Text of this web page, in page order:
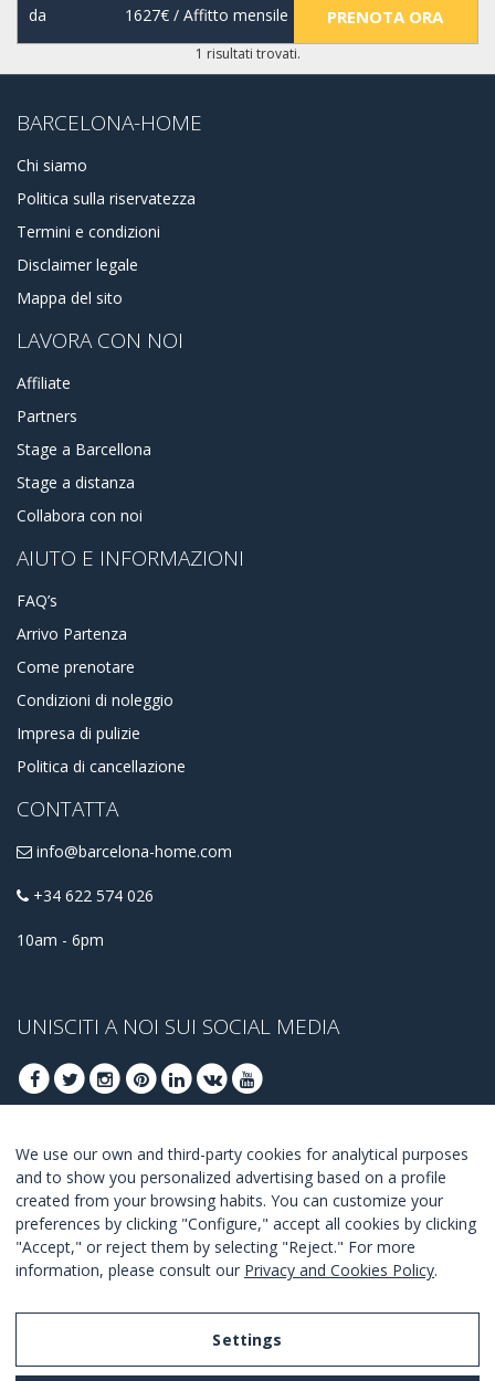
da 1627€/ Affitto mensile PRENOTA ORA
1 risultati trovati.
BARCELONA-HOME
Chi siamo
Politica sulla riservatezza
Termini e condizioni
Disclaimer legale
Mappa del sito
LAVORA CON NOI
Affiliate
Partners
Stage a Barcellona
Stage a distanza
Collabora con noi
AIUTO E INFORMAZIONI
FAQ’s
Arrivo Partenza
Come prenotare
Condizioni di noleggio
Impresa di pulizie
Politica di cancellazione
CONTATTA
info@barcelona-home.com
+34 622 574 026
10am - 6pm
UNISCITI A NOI SUI SOCIAL MEDIA
ISCRIVITI PER OTTENERE LE OFFERTE MIGLIORI
UNISCITI
Accetto i termini e condizioni.
We use our own and third-party cookies for analytical purposes
and to show you personalized advertising based on a profile
created from your browsing habits. You can customize your
preferences by clicking "Configure," accept all cookies by clicking
"Accept," or reject them by selecting "Reject." For more
information, please consult our Privacy and Cookies Policy.
Settings
Legal Notice